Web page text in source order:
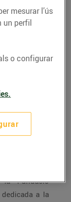
de
amb
recaptat
a través
que han fet
Fundació
Solidari
la Fundació
a la
mesurar l’ús
un perfil
o configurar